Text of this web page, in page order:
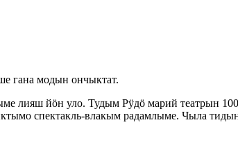
гана модын ончыктат.
лияш йӧн уло. Тудым Рӱдӧ марий театрын
спектакль-влакым радамлыме. Чыла тидын